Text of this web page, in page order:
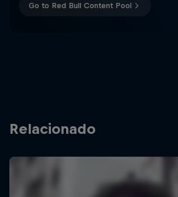
Go to Red Bull Content Pool
Relacionado